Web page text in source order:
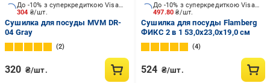
304 ₴/шт.
До -10% з суперкредиткою Visa Вигода
Сушилка для посуды MVM DR-
04 Gray
2
320 ₴/шт.
497.80₴/шт.
До -10% з суперкредиткою Visa Вигода
Сушилка для посуды Flamberg
ФИКС 2 в 1 53,0х23,0х19,0 см
4
524 ₴/шт.